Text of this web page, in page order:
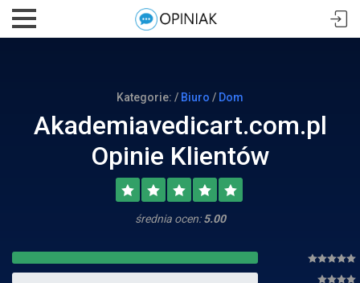
Kategorie: / Biuro / Dom
Akademiavedicart.com.pl
Opinie Klientów
średnia ocen:5.00